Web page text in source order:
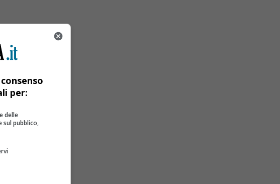
per:
delle
sul pubblico,